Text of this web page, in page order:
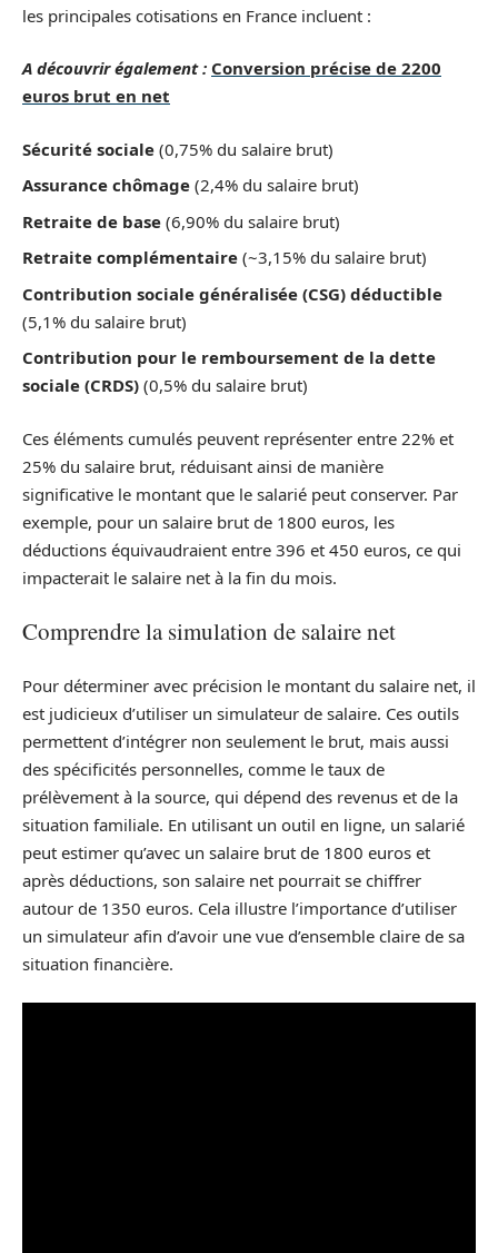
les principales cotisations en France incluent :
A découvrir également : Conversion précise de 2200
euros brut en net
Sécurité sociale (0,75% du salaire brut)
Assurance chômage (2,4% du salaire brut)
Retraite de base (6,90% du salaire brut)
Retraite complémentaire (~3,15% du salaire brut)
Contribution sociale généralisée (CSG) déductible
(5,1% du salaire brut)
Contribution pour le remboursement de la dette
sociale (CRDS) (0,5% du salaire brut)
Ces éléments cumulés peuvent représenter entre 22% et
25% du salaire brut, réduisant ainsi de manière
significative le montant que le salarié peut conserver. Par
exemple, pour un salaire brut de 1800 euros, les
déductions équivaudraient entre 396 et 450 euros, ce qui
impacterait le salaire net à la fin du mois.
Comprendre la simulation de salaire net
Pour déterminer avec précision le montant du salaire net, il
est judicieux d’utiliser un simulateur de salaire. Ces outils
permettent d’intégrer non seulement le brut, mais aussi
des spécificités personnelles, comme le taux de
prélèvement à la source, qui dépend des revenus et de la
situation familiale. En utilisant un outil en ligne, un salarié
peut estimer qu’avec un salaire brut de 1800 euros et
après déductions, son salaire net pourrait se chiffrer
autour de 1350 euros. Cela illustre l’importance d’utiliser
un simulateur afin d’avoir une vue d’ensemble claire de sa
situation financière.